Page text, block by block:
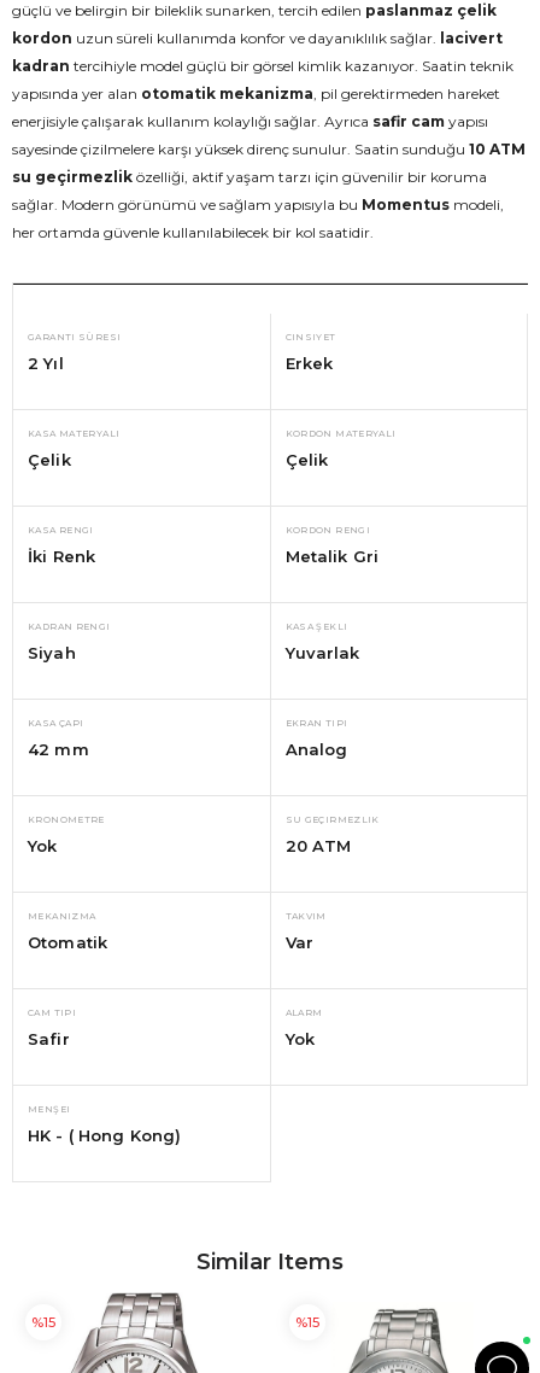
güçlü ve belirgin bir bileklik sunarken, tercih edilen paslanmaz çelik
kordon uzun süreli kullanımda konfor ve dayanıklılık sağlar. lacivert
kadran tercihiyle model güçlü bir görsel kimlik kazanıyor. Saatin teknik
yapısında yer alan otomatik mekanizma, pil gerektirmeden hareket
enerjisiyle çalışarak kullanım kolaylığı sağlar. Ayrıca safir cam yapısı
sayesinde çizilmelere karşı yüksek direnç sunulur. Saatin sunduğu 10 ATM
su geçirmezlik özelliği, aktif yaşam tarzı için güvenilir bir koruma
sağlar. Modern görünümü ve sağlam yapısıyla bu Momentus modeli,
her ortamda güvenle kullanılabilecek bir kol saatidir.
GARANTI SÜRESI
2 Yıl
CINSIYET
Erkek
KASA MATERYALI
Çelik
KORDON MATERYALI
Çelik
KASA RENGI
İki Renk
KORDON RENGI
Metalik Gri
KADRAN RENGI
Siyah
KASA ŞEKLI
Yuvarlak
KASA ÇAPI
42 mm
EKRAN TIPI
Analog
KRONOMETRE
Yok
SU GEÇIRMEZLIK
20 ATM
MEKANIZMA
Otomatik
TAKVIM
Var
CAM TIPI
Safir
ALARM
Yok
MENŞEI
HK - ( Hong Kong)
Similar Items
%15 %15